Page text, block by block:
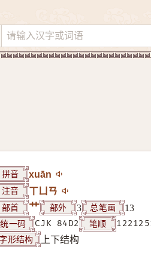
拼音 xuān
注音 ㄒㄩㄢ
部首 艹 部外 3 总笔画 13
统一码 CJK 84D2 笔顺
字形结构 上下结构